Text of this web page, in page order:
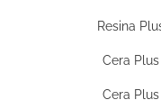
Resina
Cera Plus
Cera Plus